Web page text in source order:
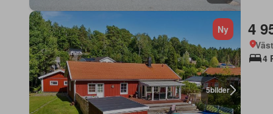
5bilder
Ny 4
4